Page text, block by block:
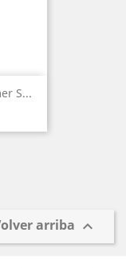
S...
arriba 